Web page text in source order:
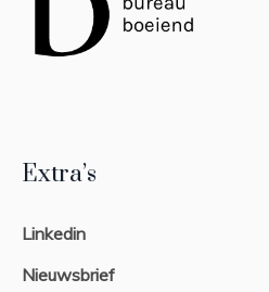
Extra’s
Linkedin
Nieuwsbrief